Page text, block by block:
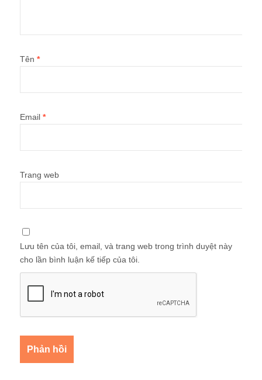
Tên *
Email *
Trang web
Lưu tên của tôi, email, và trang web trong trình duyệt này
cho lần bình luận kế tiếp của tôi.